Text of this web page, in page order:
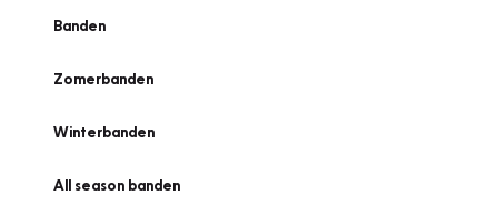
Banden
Zomerbanden
Winterbanden
All season banden